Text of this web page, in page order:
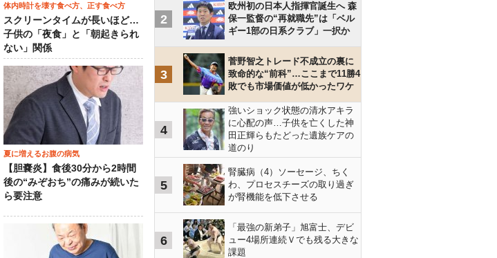
体内時計を壊す食べ方、正す食べ方
スクリーンタイムが長いほど…
子供の「夜食」と「朝起きられ
ない」関係
夏に増えるお腹の病気
【胆嚢炎】食後30分から2時間
後の“みぞおち”の痛みが続いた
ら要注意
2
欧州初の日本人指揮官誕生へ 森
保一監督の“再就職先”は「ベル
ギー1部の日系クラブ」一択か
3
菅野智之トレード不成立の裏に
致命的な“前科”…ここまで11勝4
敗でも市場価値が低かったワケ
4
強いショック状態の清水アキラ
に心配の声…子供を亡くした神
田正輝らもたどった遺族ケアの
道のり
5
腎臓病（4）ソーセージ、ちく
わ、プロセスチーズの取り過ぎ
が腎機能を低下させる
6
「最強の新弟子」旭富士、デビ
ュー4場所連続Ｖでも残る大きな
課題